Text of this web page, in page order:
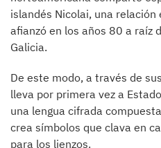
islandés Nicolai, una
afianzó en los años 80 a raíz
Galicia.
De este modo, a través de
lleva por primera vez a
una lengua cifrada
crea símbolos que clava en
para los lienzos.